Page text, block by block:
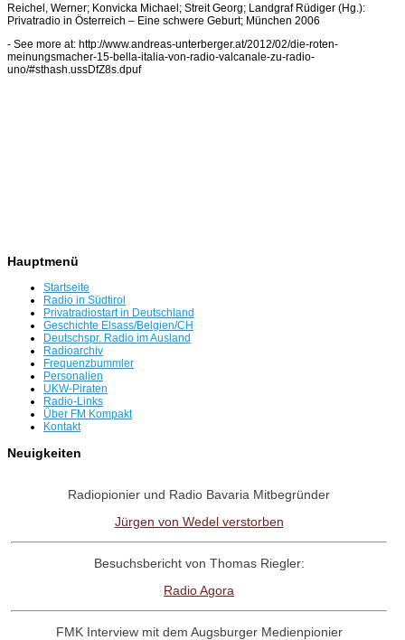
Reichel, Werner; Konvicka Michael; Streit Georg; Landgraf Rüdiger (Hg.):
Privatradio in Österreich – Eine schwere Geburt; München 2006
- See more at: http://www.andreas-unterberger.at/2012/02/die-roten-
meinungsmacher-15-bella-italia-von-radio-valcanale-zu-radio-
uno/#sthash.ussDfZ8s.dpuf
Hauptmenü
Startseite
Radio in Südtirol
Privatradiostart in Deutschland
Geschichte Elsass/Belgien/CH
Deutschspr. Radio im Ausland
Radioarchiv
Frequenzbummler
Personalien
UKW-Piraten
Radio-Links
Über FM Kompakt
Kontakt
Neuigkeiten
Radiopionier und Radio Bavaria Mitbegründer
Jürgen von Wedel verstorben
Besuchsbericht von Thomas Riegler:
Radio Agora
FMK Interview mit dem Augsburger Medienpionier